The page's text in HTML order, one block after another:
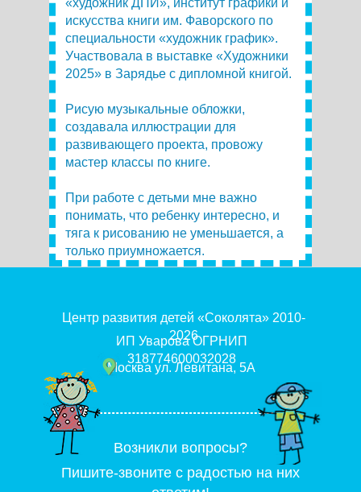
«художник ДПИ», институт графики и
искусства книги им. Фаворского по
специальности «художник график».
Участвовала в выставке «Художники
2025» в Зарядье с дипломной книгой.
Рисую музыкальные обложки,
создавала иллюстрации для
развивающего проекта, провожу
мастер классы по книге.
При работе с детьми мне важно
понимать, что ребенку интересно, и
тяга к рисованию не уменьшается, а
только приумножается.
Центр развития детей «Соколята» 2010-
2026
ИП Уварова ОГРНИП
318774600032028
Москва ул. Левитана, 5А
Пишите-звоните с радостью на них
Возникли вопросы?